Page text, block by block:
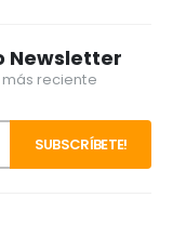
Newsletter
reciente